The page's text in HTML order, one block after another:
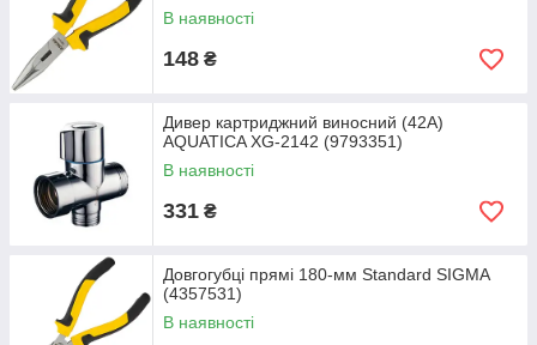
В наявності
148 ₴
Дивер картриджний виносний (42A)
AQUATICA XG-2142 (9793351)
В наявності
331 ₴
Довгогубці прямі 180-мм Standard SIGMA
(4357531)
В наявності